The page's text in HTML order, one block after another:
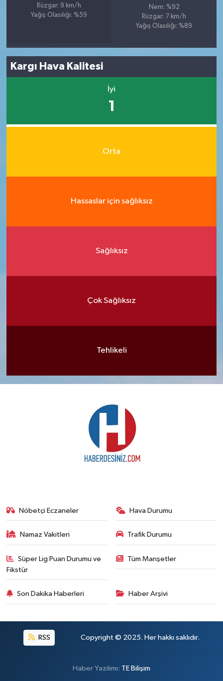
Rüzgar: 9 km/h
Yağış Olasılığı: %59
Nem: %92
Rüzgar: 7 km/h
Yağış Olasılığı: %89
Kargı Hava Kalitesi
İyi
1
Orta
Hassaslar için sağlıksız
Sağlıksız
Çok Sağlıksız
Tehlikeli
Nöbetçi Eczaneler Hava Durumu
Namaz Vakitleri Trafik Durumu
Süper Lig Puan Durumu ve
Fikstür
Tüm Manşetler
Son Dakika Haberleri Haber Arşivi
RSS Copyright © 2025. Her hakkı saklıdır.
Haber Yazılımı: TE Bilişim